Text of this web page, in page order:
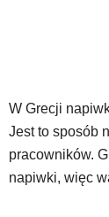
W Grecji
Jest to sposób
pracowników.
napiwki, więc